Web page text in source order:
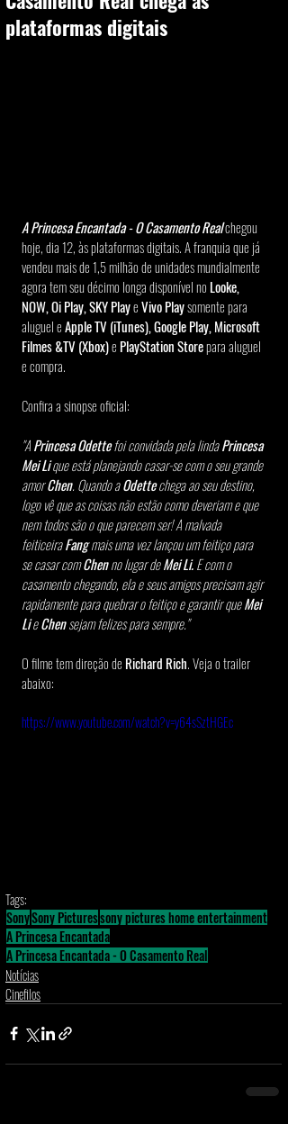
plataformas digitais
A Princesa Encantada - O Casamento Real chegou
hoje, dia 12, às plataformas digitais. A franquia que já
vendeu mais de 1,5 milhão de unidades mundialmente
agora tem seu décimo longa disponível no Looke,
NOW, Oi Play, SKY Play e Vivo Play somente para
aluguel e Apple TV (iTunes), Google Play, Microsoft
Filmes &TV (Xbox) e PlayStation Store para aluguel
e compra.
Confira a sinopse oficial:
"A Princesa Odette foi convidada pela linda Princesa
Mei Li que está planejando casar-se com o seu grande
amor Chen. Quando a Odette chega ao seu destino,
logo vê que as coisas não estão como deveriam e que
nem todos são o que parecem ser! A malvada
feiticeira Fang mais uma vez lançou um feitiço para
se casar com Chen no lugar de Mei Li. E com o
casamento chegando, ela e seus amigos precisam agir
rapidamente para quebrar o feitiço e garantir que Mei
Li e Chen sejam felizes para sempre."
O filme tem direção de Richard Rich. Veja o trailer
abaixo:
https://www.youtube.com/watch?v=y64sSztHGEc
Tags:
SonySony Picturessony pictures home entertainment
A Princesa Encantada
A Princesa Encantada - O Casamento Real
Notícias
Cinefilos